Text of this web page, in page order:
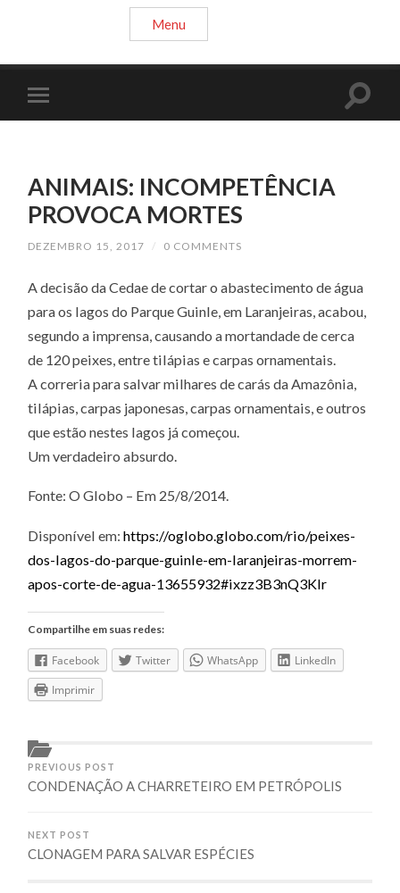
ANIMAIS: INCOMPETÊNCIA
PROVOCA MORTES
DEZEMBRO 15, 2017 / 0 COMMENTS
A decisão da Cedae de cortar o abastecimento de água
para os lagos do Parque Guinle, em Laranjeiras, acabou,
segundo a imprensa, causando a mortandade de cerca
de 120 peixes, entre tilápias e carpas ornamentais.
A correria para salvar milhares de carás da Amazônia,
tilápias, carpas japonesas, carpas ornamentais, e outros
que estão nestes lagos já começou.
Um verdadeiro absurdo.
Fonte: O Globo – Em 25/8/2014.
Disponível em:https://oglobo.globo.com/rio/peixes-
dos-lagos-do-parque-guinle-em-laranjeiras-morrem-
apos-corte-de-agua-13655932#ixzz3B3nQ3KIr
Compartilhe em suas redes:
Facebook Twitter WhatsApp
LinkedIn
Imprimir
PREVIOUS POST
CONDENAÇÃO A CHARRETEIRO EM PETRÓPOLIS
NEXT POST
CLONAGEM PARA SALVAR ESPÉCIES
Menu